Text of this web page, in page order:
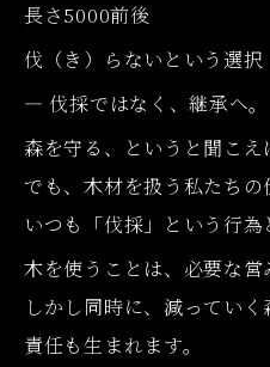
長さ5000前後
伐（き）らないという選択
― 伐採ではなく、継承へ。
森を守る、というと聞こえ
でも、木材を扱う私たちの
いつも「伐採」という行為
木を使うことは、必要な営
しかし同時に、減っていく
責任も生まれます。